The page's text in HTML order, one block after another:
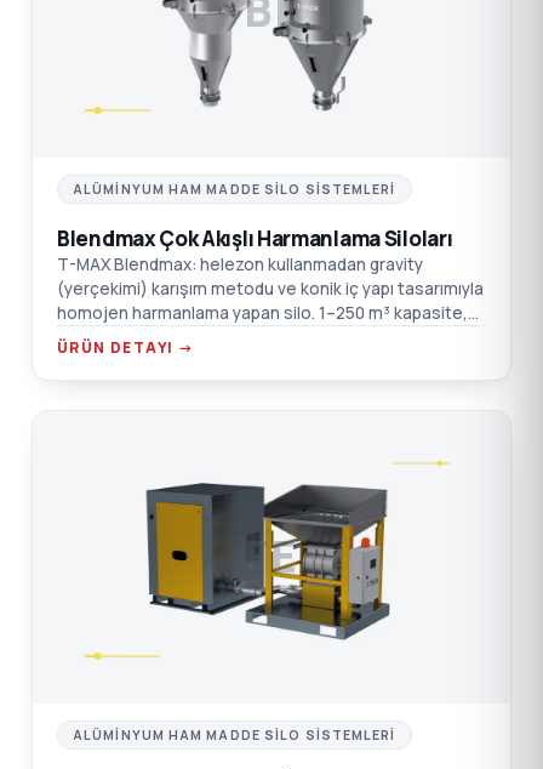
ALÜMINYUM HAM MADDE SILO SISTEMLERI
Blendmax Çok Akışlı Harmanlama Siloları
T-MAX Blendmax: helezon kullanmadan gravity
(yerçekimi) karışım metodu ve konik iç yapı tasarımıyla
homojen harmanlama yapan silo. 1–250 m³ kapasite,
sıfır bakım, tozsuz ve hasarsız çalışma, kontinü/batch
ÜRÜN DETAYI →
FE
ALÜMINYUM HAM MADDE SILO SISTEMLERI